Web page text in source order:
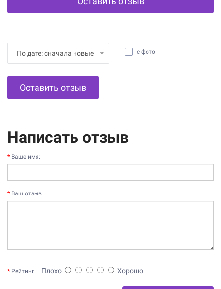
По дате: сначала новые с фото
Оставить отзыв
Написать отзыв
Ваше имя:
Ваш отзыв
Рейтинг Плохо Хорошо